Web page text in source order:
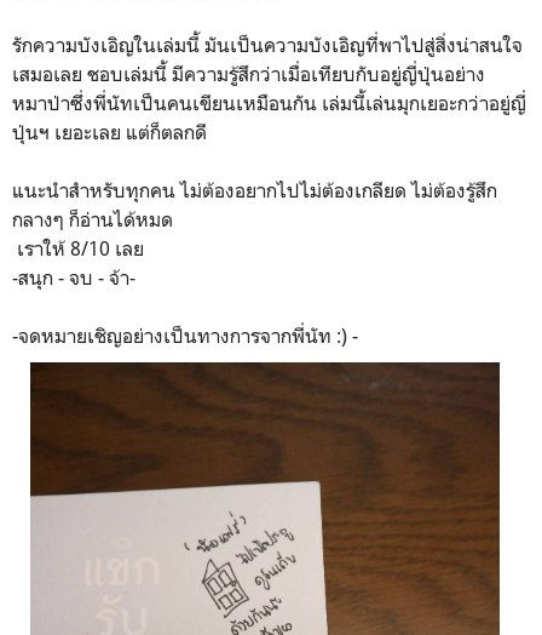
รักความบังเอิญในเล่มนี้ มันเป็นความบังเอิญที่พาไปสู่สิ่งน่าสนใจ
เสมอเลย ชอบเล่มนี้ มีความรู้สึกว่าเมื่อเทียบกับอยู่ญี่ปุ่นอย่าง
หมาป่าซึ่งพี่นัทเป็นคนเขียนเหมือนกัน เล่มนี้เล่นมุกเยอะกว่าอยู่ญี่
ปุ่นฯ เยอะเลย แต่ก็ตลกดี
แนะนำสำหรับทุกคน ไม่ต้องอยากไปไม่ต้องเกลียด ไม่ต้องรู้สึก
กลางๆ ก็อ่านได้หมด
เราให้ 8/10 เลย
-สนุก - จบ - จ้า-
-จดหมายเชิญอย่างเป็นทางการจากพี่นัท :) -